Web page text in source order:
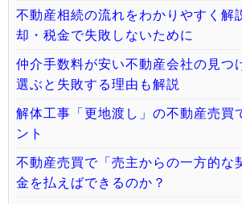
不動産相続の流れをわかりやすく解
却・税金で失敗しないために
仲介手数料が安い不動産会社の見つ
選ぶと失敗する理由も解説
解体工事「更地渡し」の不動産売買
ント
不動産売買で「売主からの一方的な
金を払えばできるのか？